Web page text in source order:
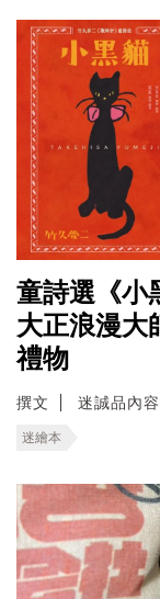
童詩選《小
大正浪漫大
禮物
撰文 迷誠品內
迷繪本